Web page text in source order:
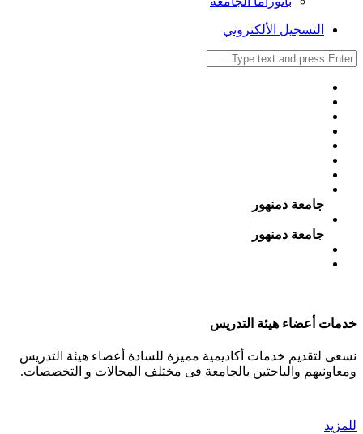
التسجيل الألكتروني
جامعة دمنهور
جامعة دمنهور
خدمات أعضاء هيئة التدريس
نسعى لتقديم خدمات أكاديمية مميزة للسادة أعضاء هيئة التدريس
ومعاونيهم والباحثين بالجامعة فى مختلف المجالات و التخصصات.
للمزيد